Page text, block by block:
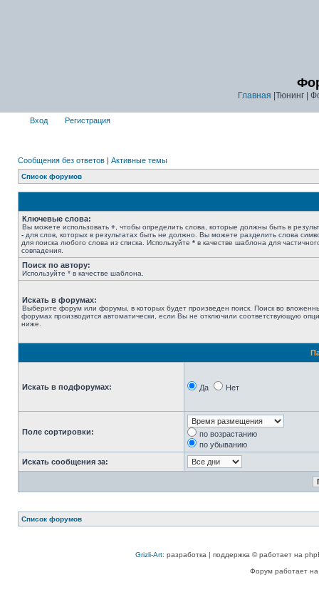
Главная |Тюнинг |
Вход Регистрация
Сообщения без ответов | Активные темы
Список форумов
Ключевые слова:
Вы можете использовать + , чтобы определить слова, которые должны быть в
- для слов, которых в результатах быть не должно. Вы можете разделить слова
для поиска любого слова из списка. Используйте * в качестве шаблона для
совпадения.
Поиск по автору:
Используйте * в качестве шаблона.
Искать в форумах:
Выберите форум или форумы, в которых будет произведен поиск. Поиск во
форумах производится автоматически, если Вы не отключили соответствующую
ниже.
Искать в подфорумах: Да Нет
Поле сортировки:
по возрастанию
по убыванию
Искать сообщения за:
Список форумов
Grizli-Art: разработка | поддержка © работает на
Форум работает